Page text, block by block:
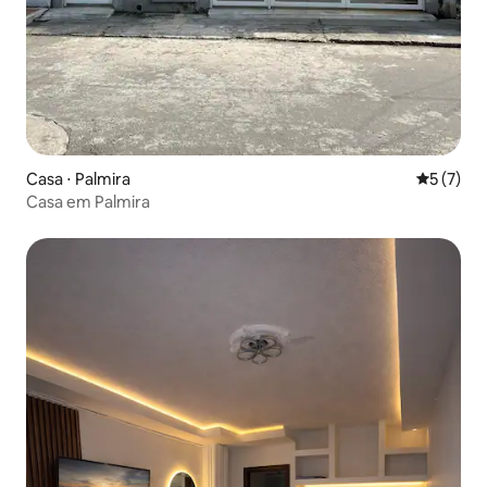
Casa ⋅ Palmira 5 de
5 (7)
Casa em Palmira